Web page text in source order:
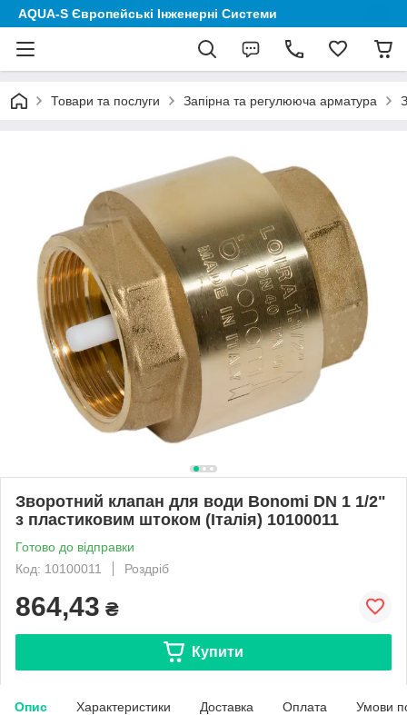
AQUA-S Європейські Інженерні Системи
Товари та послуги Запірна та регулююча арматура
Зворотний клапан для води Bonomi DN 1 1/2"
з пластиковим штоком (Італія) 10100011
Готово до відправки
Код: 10100011
Роздріб
864,43 ₴
Купити
Опис Характеристики Доставка Оплата Умови